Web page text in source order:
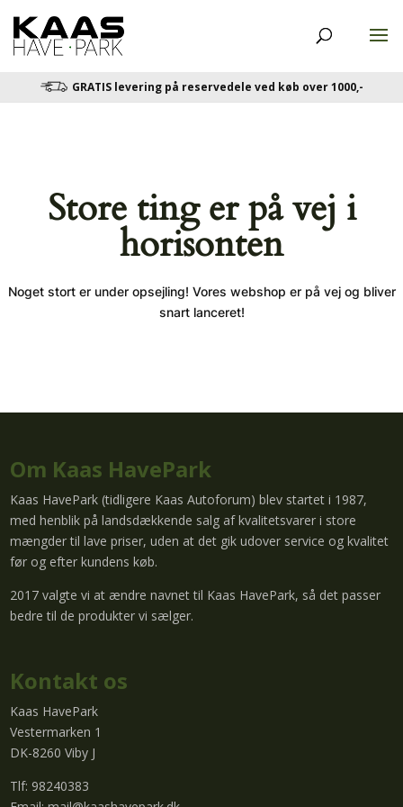
GRATIS levering på reservedele ved køb over 1000,-
Store ting er på vej i
horisonten
Noget stort er under opsejling! Vores webshop er på vej og bliver
snart lanceret!
Om Kaas HavePark
Kaas HavePark (tidligere Kaas Autoforum) blev startet i 1987,
med henblik på landsdækkende salg af kvalitetsvarer i store
mængder til lave priser, uden at det gik udover service og kvalitet
før og efter kundens køb.
2017 valgte vi at ændre navnet til Kaas HavePark, så det passer
bedre til de produkter vi sælger.
Kontakt os
Kaas HavePark
Vestermarken 1
DK-8260 Viby J
Tlf: 98240383